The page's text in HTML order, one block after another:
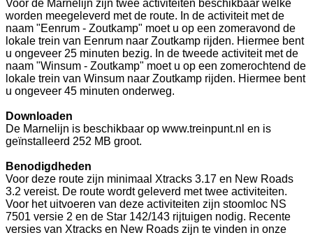
Voor de Marnelijn zijn twee activiteiten beschikbaar welke
worden meegeleverd met de route. In de activiteit met de
naam "Eenrum - Zoutkamp" moet u op een zomeravond de
lokale trein van Eenrum naar Zoutkamp rijden. Hiermee bent
u ongeveer 25 minuten bezig. In de tweede activiteit met de
naam "Winsum - Zoutkamp" moet u op een zomerochtend de
lokale trein van Winsum naar Zoutkamp rijden. Hiermee bent
u ongeveer 45 minuten onderweg.
Downloaden
De Marnelijn is beschikbaar op www.treinpunt.nl en is
geïnstalleerd 252 MB groot.
Benodigdheden
Voor deze route zijn minimaal Xtracks 3.17 en New Roads
3.2 vereist. De route wordt geleverd met twee activiteiten.
Voor het uitvoeren van deze activiteiten zijn stoomloc NS
7501 versie 2 en de Star 142/143 rijtuigen nodig. Recente
versies van Xtracks en New Roads zijn te vinden in onze